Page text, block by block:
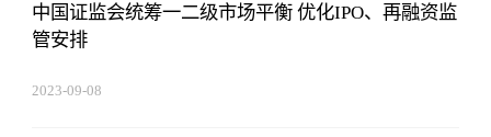
中国证监会统筹一二级市场平衡 优化IPO、再融资监
管安排
2023-09-08